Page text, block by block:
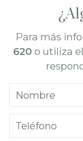
Para más
620 o utiliza